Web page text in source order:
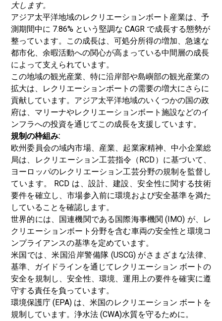
大します。
アジア太平洋地域のレクリエーションボート産業は、予
測期間中に 7.86% という堅調な CAGR で成長する態勢が
整っています。この成長は、可処分所得の増加、急速な
都市化、余暇活動への関心が高まっている中間層の成長
によって支えられています。
この地域の観光産業、特に沿岸部や島嶼部の観光産業の
拡大は、レクリエーションボートの需要の増大にさらに
貢献しています。アジア太平洋地域のいくつかの国の政
府は、マリーナやレクリエーションボート施設などのイ
ンフラへの投資を通じてこの成長を支援しています。
規制の枠組み:
欧州委員会の域内市場、産業、起業家精神、中小企業総
局は、レクリエーション工芸指令（RCD）に基づいて、
ヨーロッパのレクリエーション工芸分野の規制を監督し
ています。 RCD は、設計、建設、安全性に関する技術
要件を確立し、市場参入前に環境および安全基準を満た
していることを確認します。
世界的には、国連機関である国際海事機関 (IMO) が、レ
クリエーションボート分野を含む車両の安全性と環境コ
ンプライアンスの基準を定めています。
米国では、米国沿岸警備隊 (USCG) がさまざまな法律、
基準、ガイドラインを通じてレクリエーション ボートの
安全を規制し、安全性、環境、運用上の要件を確実に遵
守する責任を負っています。
環境保護庁 (EPA) は、米国のレクリエーション ボートを
規制しています。 浄水法 (CWA)水質を守るために。